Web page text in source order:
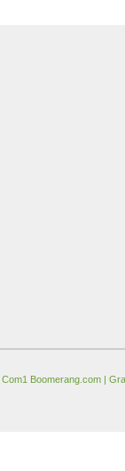
Com1 Boomerang.com |